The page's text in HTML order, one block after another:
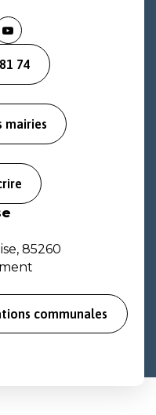
Lien
la
chaîne
74
mairies
85260
communales